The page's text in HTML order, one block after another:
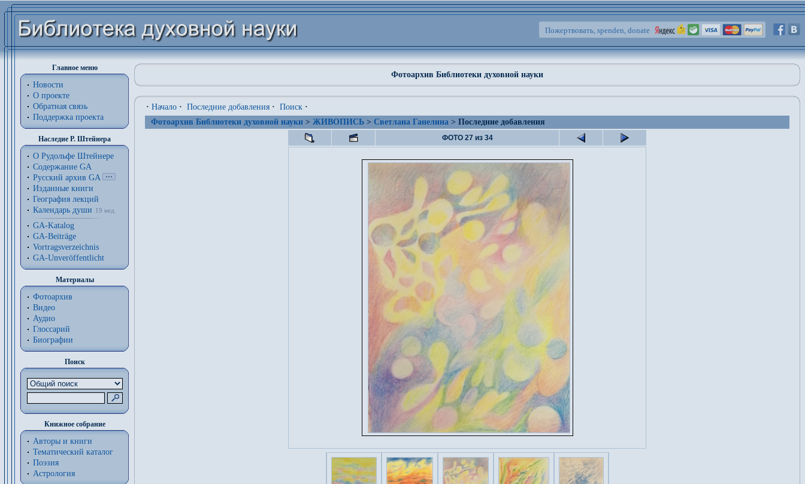
Пожертвовать, spenden, donate
Главное меню
Новости
О проекте
Обратная связь
Поддержка проекта
Наследие Р. Штейнера
О Рудольфе Штейнере
Содержание GA
Русский архив GA
Изданные книги
География лекций
Календарь души
19 нед.
GA-Katalog
GA-Beiträge
Vortragsverzeichnis
GA-Unveröffentlicht
Материалы
Фотоархив
Видео
Аудио
Глоссарий
Биографии
Поиск
Книжное собрание
Авторы и книги
Тематический каталог
Поэзия
Астрология
Фотоархив Библиотеки духовной науки
· Начало · Последние добавления · Поиск ·
Фотоархив Библиотеки духовной науки > ЖИВОПИСЬ > Светлана Ганелина > Последние добавления
ФОТО 27 из 34